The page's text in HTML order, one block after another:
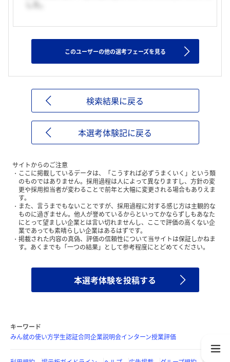
このユーザーの他の選考フェーズを見る
検索結果に戻る
本選考体験記に戻る
サイトからのご注意
ここに掲載しているデータは、「こうすれば必ずうまくいく」という類
のものではありません。採用過程は人によって異なりますし、方針の変
更や採用担当者が変わることで前年と大幅に変更される場合もありえま
す。
また、言うまでもないことですが、採用過程に対する感じ方は主観的な
ものに過ぎません。他人が誉めているからといってかならずしもあなた
にとって望ましい企業とは言い切れませんし、ここで評価の高くない企
業であっても素晴らしい企業はあるはずです。
掲載された内容の真偽、評価の信頼性について当サイトは保証しかねま
す。あくまでも「一つの結果」として参考程度にとどめてください。
本選考体験を投稿する
キーワード
みん就の使い方学生認証合同企業説明会インターン授業評価